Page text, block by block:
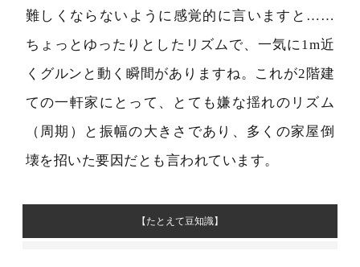
難しくならないように感覚的に言いますと……
ちょっとゆったりとしたリズムで、一気に1m近
くグルンと動く瞬間がありますね。これが2階建
ての一軒家にとって、とても嫌な揺れのリズム
（周期）と振幅の大きさであり、多くの家屋倒
壊を招いた要因だとも言われています。
【たとえて豆知識】